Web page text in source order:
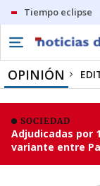
Tiempo eclipse
OPINIÓN
SOCIEDAD
Adjudicadas por
variante entre